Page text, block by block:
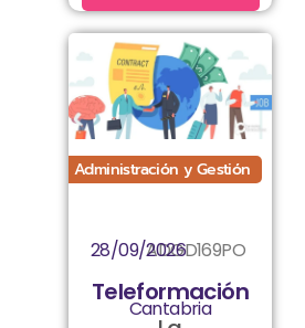
Administración y Gestión
ADGD169PO
28/09/2026
Teleformación
Cantabria